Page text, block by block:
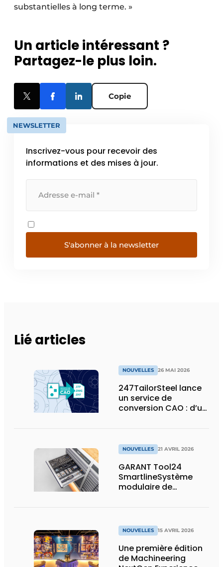
substantielles à long terme. »
Un article intéressant ?
Partagez-le plus loin.
Copie
NEWSLETTER
Inscrivez-vous pour recevoir des
informations et des mises à jour.
S'abonner à la newsletter
Lié articles
NOUVELLES 26 MAI 2026
247TailorSteel lance
un service de
conversion CAO : d’un
NOUVELLES 21 AVRIL 2026
GARANT Tool24
SmartlineSystème
modulaire de
capacité de stockage
sur un minimum de
surface
NOUVELLES 15 AVRIL 2026
Une première édition
de Machineering